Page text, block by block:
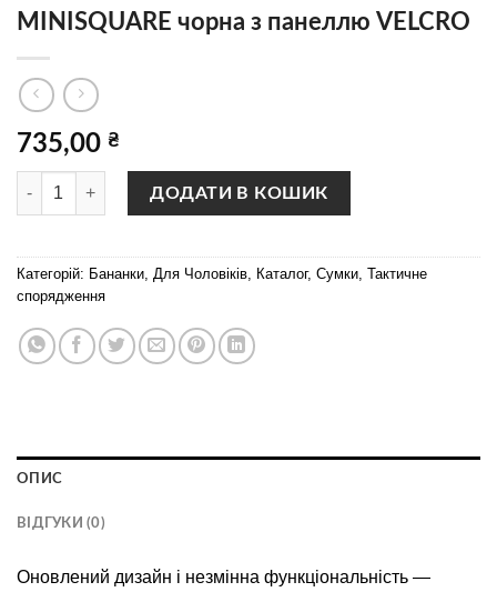
MINISQUARE чорна з панеллю VELCRO
735,00 ₴
MINISQUARE чорна з панеллю VELCRO кількість
ДОДАТИ В КОШИК
Категорій: Бананки Для Чоловіків Каталог, Сумки Тактичне
спорядження
ОПИС
ВІДГУКИ (0)
Оновлений дизайн і незмінна функціональність —